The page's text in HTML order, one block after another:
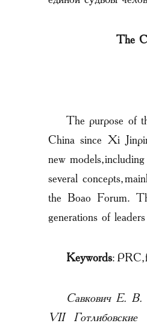
The
The purpose of
China since Xi
new models,
several concepts,
the Boao Forum.
generations of
Keywords: PRC,
Савкович Е. В.
VII Готлибовские